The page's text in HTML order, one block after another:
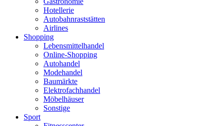
Hotellerie
Autobahnraststätten
Airlines
Shopping
Lebensmittelhandel
Online-Shopping
Autohandel
Modehandel
Baumärkte
Elektrofachhandel
Möbelhäuser
Sonstige
Sport